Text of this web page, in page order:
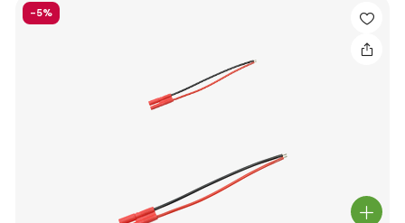
-5%